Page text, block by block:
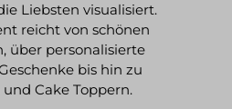
Liebsten visualisiert.
reicht von schönen
über personalisierte
bis hin zu
Cake Toppern.